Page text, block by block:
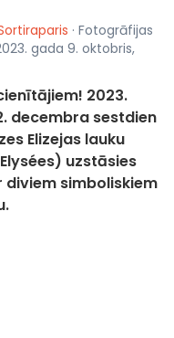
· Fotogrāfijas
gada 9. oktobris,
2023.
decembra sestdien
Elizejas lauku
uzstāsies
diviem simboliskiem